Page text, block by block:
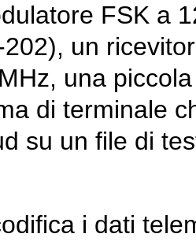
FSK a
un
una
di terminale
su un file di
i dati